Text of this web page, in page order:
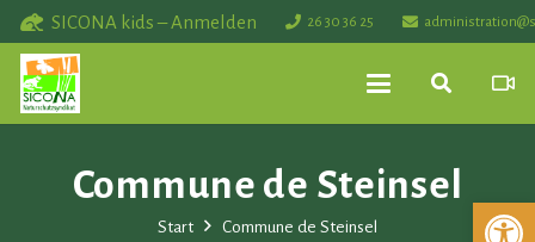
SICONA kids – Anmelden 26 30 36 25
Commune de Steinsel
Start Commune de Steinsel